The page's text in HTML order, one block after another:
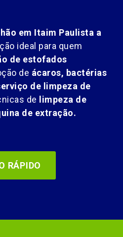
em Itaim Paulista a
ideal para quem
de estofados
de ácaros, bactérias
de limpeza de
de limpeza de
de extração.
RÁPIDO